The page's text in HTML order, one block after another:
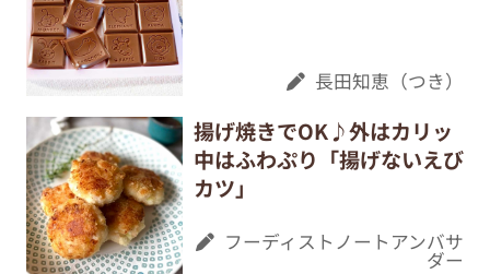
長田知恵（つき）
揚げ焼きでOK♪外はカリッ
中はふわぷり「揚げないえび
カツ」
フーディストノートアンバサ
ダー